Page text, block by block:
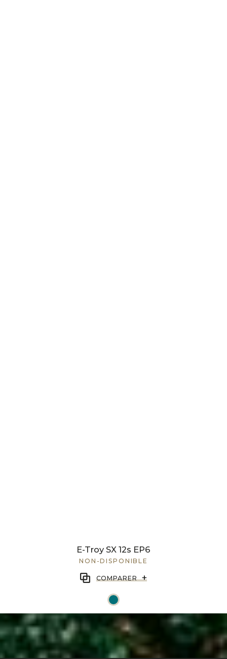
E-Troy SX 12s EP6
NON-DISPONIBLE
COMPARER +